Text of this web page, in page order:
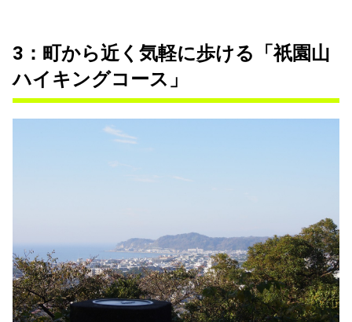
3：町から近く気軽に歩ける「祇園山
ハイキングコース」